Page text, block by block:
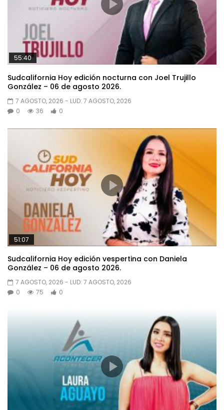
55:40
Sudcalifornia Hoy edición nocturna con Joel Trujillo
González – 06 de agosto 2026.
7 AGOSTO, 2026 - LUD: 7 AGOSTO, 2026
0
36 0
51:07
Sudcalifornia Hoy edición vespertina con Daniela
González – 06 de agosto 2026.
7 AGOSTO, 2026 - LUD: 7 AGOSTO, 2026
0
75 0